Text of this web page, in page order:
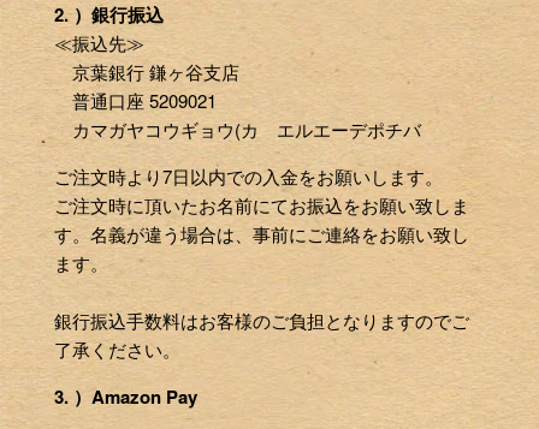
2. ）銀行振込
≪振込先≫
京葉銀行 鎌ヶ谷支店
普通口座 5209021
カマガヤコウギョウ(カ エルエーデポチバ
ご注文時より7日以内での入金をお願いします。
ご注文時に頂いたお名前にてお振込をお願い致しま
す。名義が違う場合は、事前にご連絡をお願い致し
ます。
銀行振込手数料はお客様のご負担となりますのでご
了承ください。
3. ）Amazon Pay